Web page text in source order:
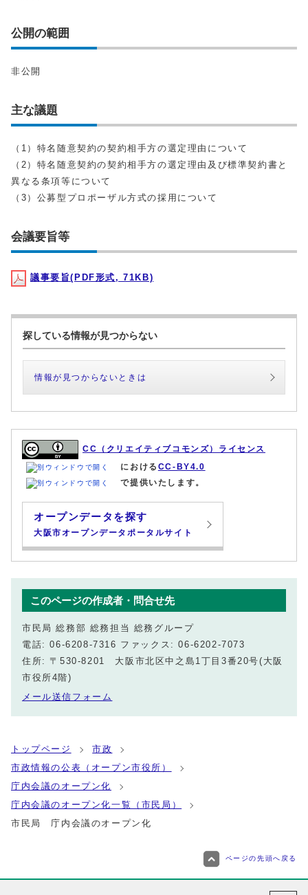
公開の範囲
非公開
主な議題
（1）特名随意契約の契約相手方の選定理由について
（2）特名随意契約の契約相手方の選定理由及び標準契約書と
異なる条項等について
（3）公募型プロポーザル方式の採用について
会議要旨等
議事要旨(PDF形式, 71KB)
探している情報が見つからない
情報が見つからないときは
CC（クリエイティブコモンズ）ライセンス
における CC-BY4.0
で提供いたします。
オープンデータを探す
大阪市オープンデータポータルサイト
このページの作成者・問合せ先
市民局 総務部 総務担当 総務グループ
電話: 06-6208-7316 ファックス: 06-6202-7073
住所: 〒530-8201 大阪市北区中之島1丁目3番20号(大阪
市役所4階)
メール送信フォーム
トップページ
市政
市政情報の公表（オープン市役所）
庁内会議のオープン化
庁内会議のオープン化一覧（市民局）
市民局 庁内会議のオープン化
ページの先頭へ戻る